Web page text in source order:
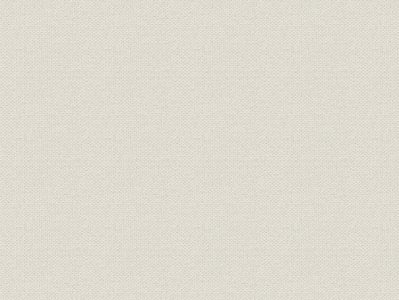
経営 明治十六年誓約書 明治一六
経営 三井高福 大元方改正意見書 明治一八
経営 (大元方改役)御尋ニ付見込書 明治一八
経営 三井高福 申談書 明治一八
財務・業績 明治十八年大元方出費改正書写 明治一八年
経営 家長方議書 明治一九
経営 家長方御見込書 明治一九